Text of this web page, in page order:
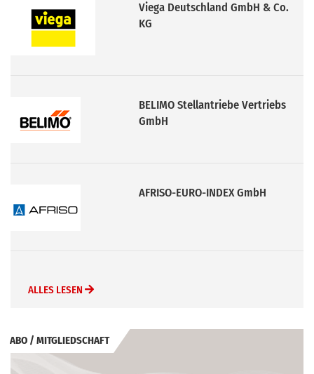
Viega Deutschland GmbH & Co.
KG
BELIMO Stellantriebe Vertriebs
GmbH
AFRISO-EURO-INDEX GmbH
ALLES LESEN
ABO / MITGLIEDSCHAFT